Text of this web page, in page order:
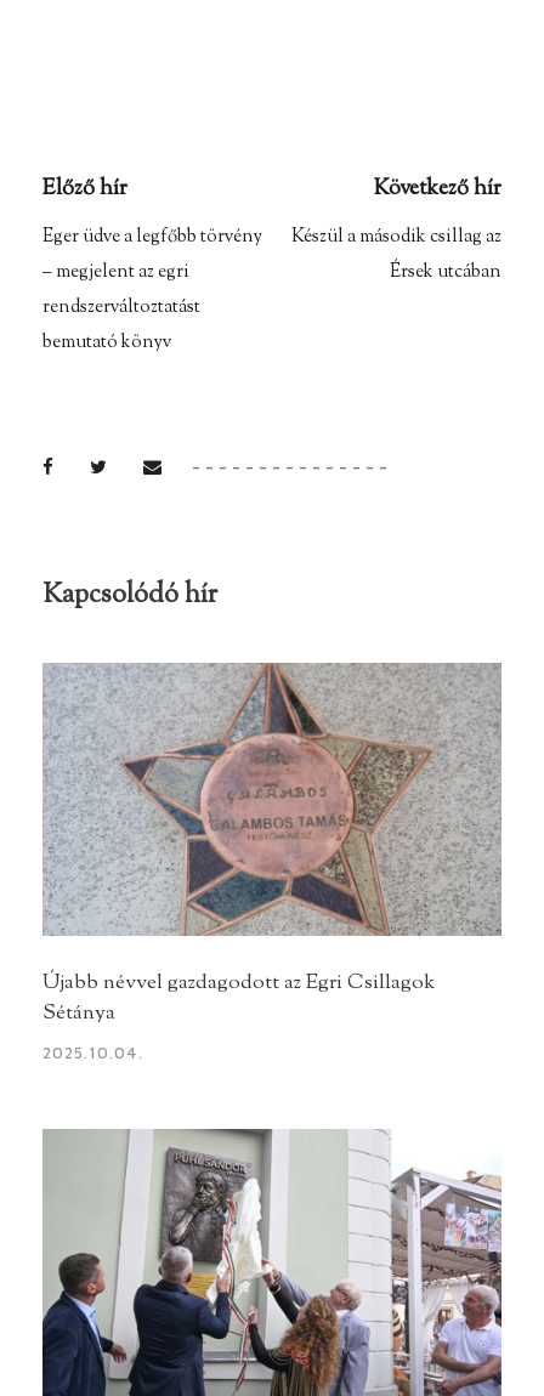
Előző hír
Eger üdve a legfőbb törvény
– megjelent az egri
rendszerváltoztatást
bemutató könyv
Következő hír
Készül a második csillag az
Érsek utcában
Kapcsolódó hír
Újabb névvel gazdagodott az Egri Csillagok
Sétánya
2025.10.04.